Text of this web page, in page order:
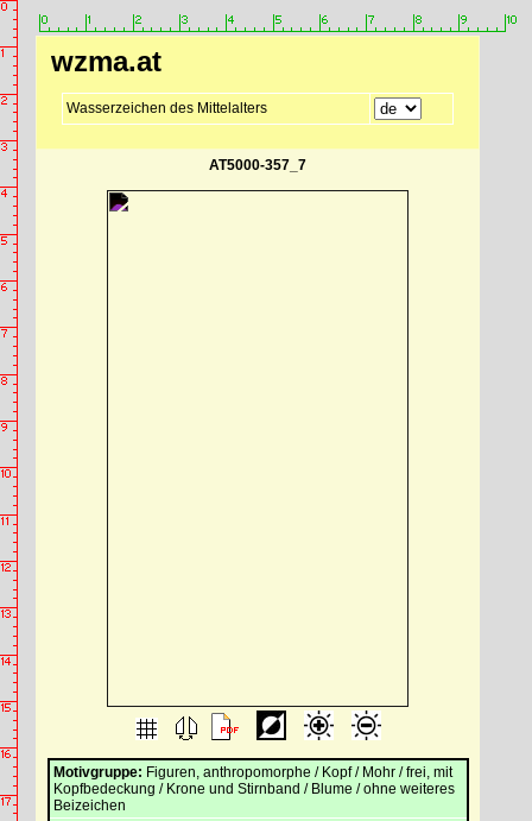
wzma.at
Wasserzeichen des Mittelalters
AT5000-357_7
Motivgruppe: Figuren, anthropomorphe / Kopf / Mohr / frei, mit
Kopfbedeckung / Krone und Stirnband / Blume / ohne weiteres
Beizeichen